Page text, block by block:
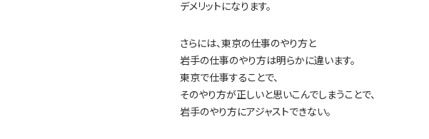
デメリットになります。
さらには、東京の仕事のやり方と
岩手の仕事のやり方は明らかに違います。
東京で仕事することで、
そのやり方が正しいと思いこんでしまうことで、
岩手のやり方にアジャストできない。